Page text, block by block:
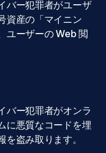
バー犯罪者がユーザ
資産の「マイニン
ユーザーの Web 閲
バー犯罪者がオンラ
に悪質なコードを埋
を盗み取ります。